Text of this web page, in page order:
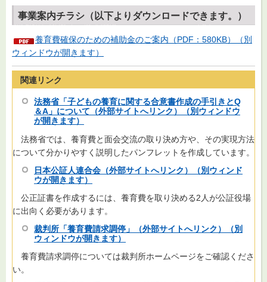
事業案内チラシ（以下よりダウンロードできます。）
養育費確保のための補助金のご案内（PDF：580KB）（別
ウィンドウが開きます）
関連リンク
法務省「子どもの養育に関する合意書作成の手引きとQ
＆A」について（外部サイトへリンク）（別ウィンドウ
が開きます）
法務省では、養育費と面会交流の取り決め方や、その実現方法
について分かりやすく説明したパンフレットを作成しています。
日本公証人連合会（外部サイトへリンク）（別ウィンド
ウが開きます）
公正証書を作成するには、養育費を取り決める2人が公証役場
に出向く必要があります。
裁判所「養育費請求調停」（外部サイトへリンク）（別
ウィンドウが開きます）
養育費請求調停については裁判所ホームページをご確認くださ
い。